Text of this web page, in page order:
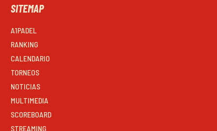
SITEMAP
A1PADEL
RANKING
CALENDARIO
TORNEOS
NOTICIAS
MULTIMEDIA
SCOREBOARD
STREAMING